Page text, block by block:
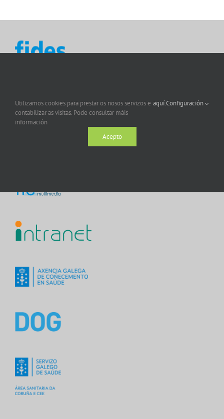
Utilizamos cookies para prestar os nosos servizos e
contabilizar as visitas. Pode consultar máis
información
aquí.Configuración
Acepto